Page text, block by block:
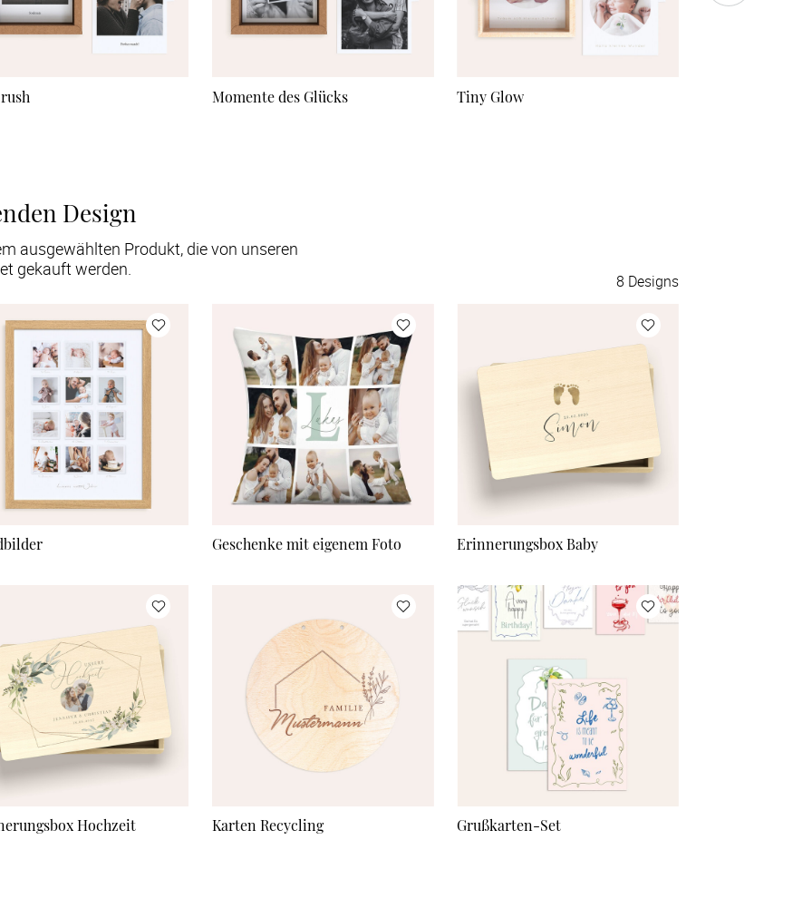
Momente des Glücks Tiny Glow
Design
ausgewählten Produkt, die von unseren
gekauft werden.
8 Designs
Geschenke mit eigenem Foto Erinnerungsbox Baby
Hochzeit Karten Recycling Grußkarten-Set